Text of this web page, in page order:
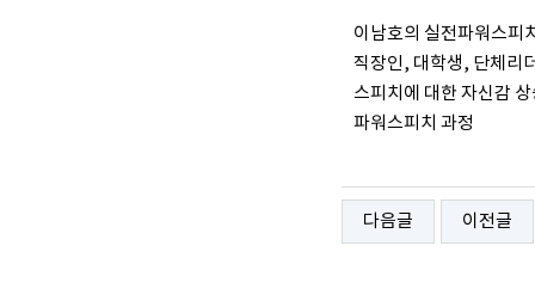
이남호의 실전파워스피
직장인, 대학생, 단체리
스피치에 대한 자신감
파워스피치 과정
다음글 이전글